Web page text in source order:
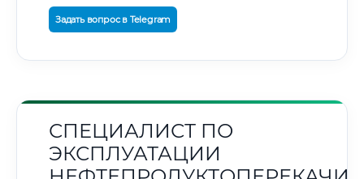
Задать вопрос в Telegram
СПЕЦИАЛИСТ ПО
ЭКСПЛУАТАЦИИ